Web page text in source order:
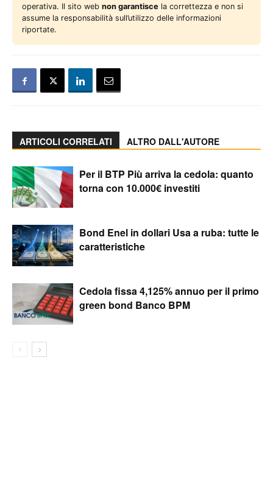
operativa. Il sito web non garantisce la correttezza e non si
assume la responsabilità sull’utilizzo delle informazioni
riportate.
ARTICOLI CORRELATI ALTRO DALL'AUTORE
Per il BTP Più arriva la cedola: quanto
torna con 10.000€ investiti
Bond Enel in dollari Usa a ruba: tutte le
caratteristiche
Cedola fissa 4,125% annuo per il primo
green bond Banco BPM